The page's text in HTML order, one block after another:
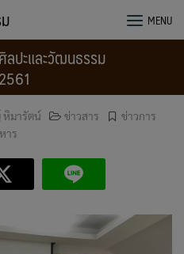
MENU
ลปะและวัฒนธรรม
มารัตน์ ข่าวสาร
ข่าวการ
าร